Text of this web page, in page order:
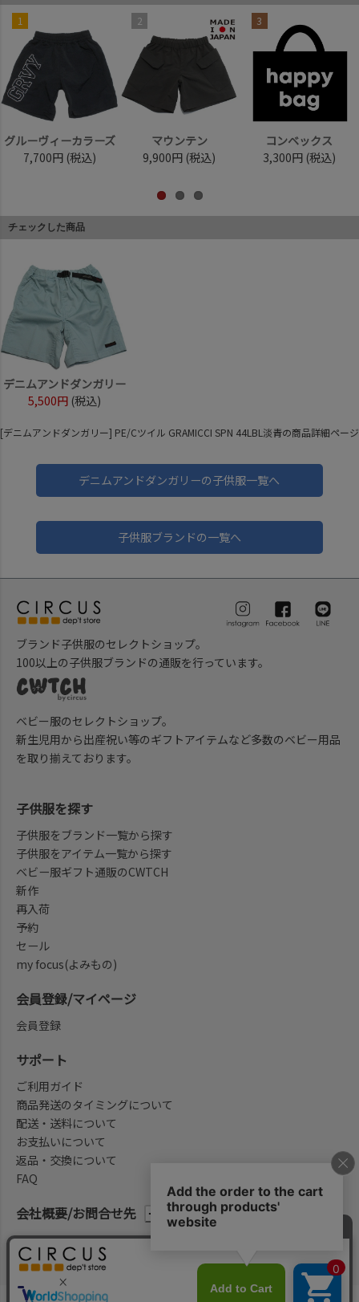
1
グルーヴィーカラーズ
7,700円 (税込)
2
マウンテン
9,900円 (税込)
3
コンベックス
3,300円 (税込)
チェックした商品
デニムアンドダンガリー
5,500円 (税込)
[デニムアンドダンガリー] PE/Cツイル GRAMICCI SPN 44LBL淡青の商品詳細ページ
デニムアンドダンガリーの子供服一覧へ
子供服ブランドの一覧へ
ブランド子供服のセレクトショップ。
100以上の子供服ブランドの通販を行っています。
ベビー服のセレクトショップ。
新生児用から出産祝い等のギフトアイテムなど多数のベビー用品
を取り揃えております。
会社概要/お問合せ先
子供服を探す
子供服をブランド一覧から探す
子供服をアイテム一覧から探す
ベビー服ギフト通販のCWTCH
新作
再入荷
予約
セール
my focus(よみもの)
会員登録/マイページ
会員登録
サポート
ご利用ガイド
商品発送のタイミングについて
配送・送料について
お支払いについて
返品・交換について
FAQ
法律に基づく表示 プライバシーポリシー